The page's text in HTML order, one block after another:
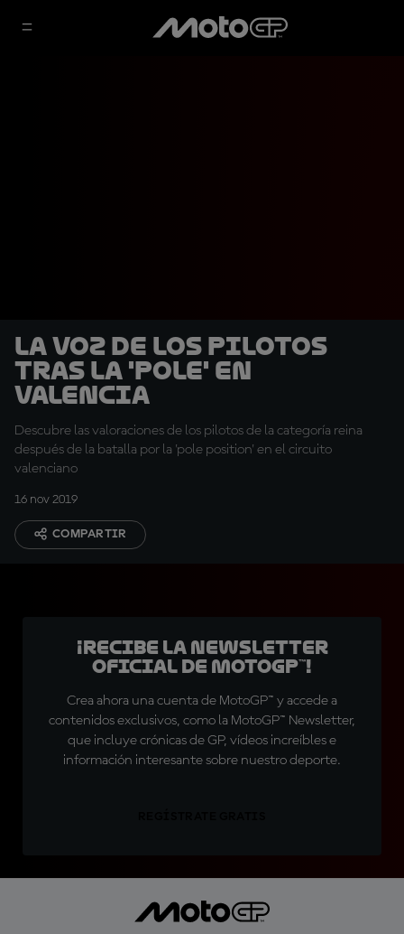
La voz de los pilotos
tras la 'pole' en
Valencia
Descubre las valoraciones de los pilotos de la categoría reina
después de la batalla por la 'pole position' en el circuito
valenciano
16 nov 2019
COMPARTIR
¡Recibe la Newsletter
oficial de MotoGP™!
Crea ahora una cuenta de MotoGP™ y accede a
contenidos exclusivos, como la MotoGP™ Newsletter,
que incluye crónicas de GP, vídeos increíbles e
información interesante sobre nuestro deporte.